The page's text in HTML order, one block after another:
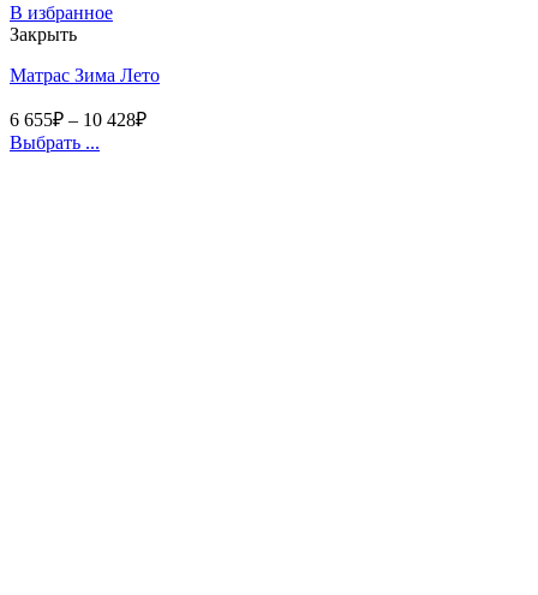
В избранное
Закрыть
Матрас Зима Лето
6 655₽ – 10 428₽
Выбрать ...